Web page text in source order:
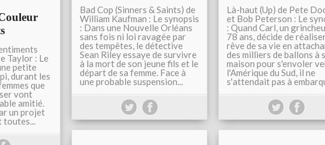
Bad Cop (Sinners & Saints) de
William Kaufman : Le synopsis
: Dans une Nouvelle Orléans
sans fois ni loi ravagée par
des tempêtes, le détective
Sean Riley essaye de survivre
à la mort de son jeune fils et le
départ de sa femme. Face à
une probable suspension...
Là-haut (Up) de Pete
et Bob Peterson : Le
: Quand Carl, un
78 ans, décide de
rêve de sa vie en
des milliers de ballons à
maison pour s'envoler
l'Amérique du Sud, il ne
s'attendait pas à
Taylor : Le
petite
durant les
que
vont
amitié.
un projet
toutes...